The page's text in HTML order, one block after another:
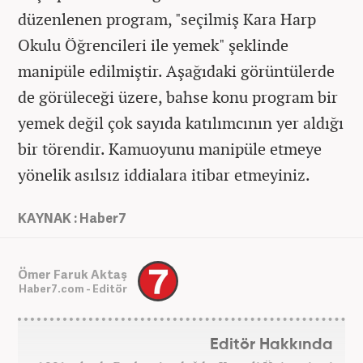
düzenlenen program, "seçilmiş Kara Harp
Okulu Öğrencileri ile yemek" şeklinde
manipüle edilmiştir. Aşağıdaki görüntülerde
de görüleceği üzere, bahse konu program bir
yemek değil çok sayıda katılımcının yer aldığı
bir törendir. Kamuoyunu manipüle etmeye
yönelik asılsız iddialara itibar etmeyiniz.
KAYNAK : Haber7
Ömer Faruk Aktaş
Haber7.com - Editör
Editör Hakkında